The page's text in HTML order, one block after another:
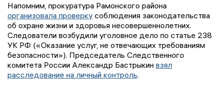
Напомним, прокуратура Рамонского района
организовала проверку соблюдения законодательства
об охране жизни и здоровья несовершеннолетних.
Следователи возбудили уголовное дело по статье 238
УК РФ («Оказание услуг, не отвечающих требованиям
безопасности»). Председатель Следственного
комитета России Александр Бастрыкин взял
расследование на личный контроль.